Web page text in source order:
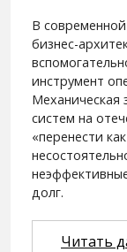
В
бизнес-
инструмент
Механическая
систем на
«перенести
долг.
Читать